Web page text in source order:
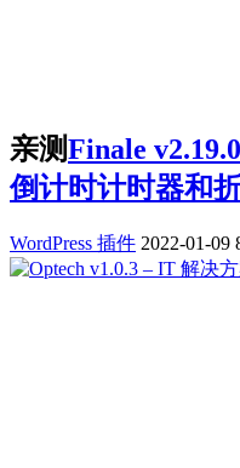
亲测Finale
倒计时计时器和
WordPress 插件 2022-01-09